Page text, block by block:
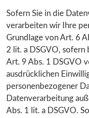
Sofern Sie in die
verarbeiten wir Ihre
Grundlage von Art. 6
2 lit. a DSGVO, sofern
Art. 9 Abs. 1 DSGVO
ausdrücklichen
personenbezogener
Datenverarbeitung
Abs. 1 lit. a DSGVO.